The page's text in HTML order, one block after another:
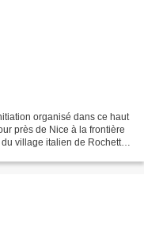
organisé dans ce haut
près de Nice à la frontière
village italien de Rochetta